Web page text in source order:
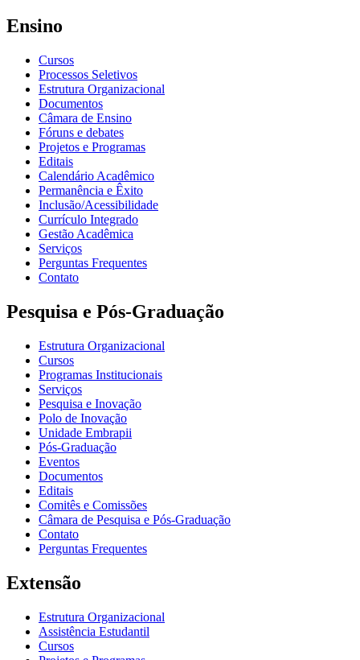
Ensino
Cursos
Processos Seletivos
Estrutura Organizacional
Documentos
Câmara de Ensino
Fóruns e debates
Projetos e Programas
Editais
Calendário Acadêmico
Permanência e Êxito
Inclusão/Acessibilidade
Currículo Integrado
Gestão Acadêmica
Serviços
Perguntas Frequentes
Contato
Pesquisa e Pós-Graduação
Estrutura Organizacional
Cursos
Programas Institucionais
Serviços
Pesquisa e Inovação
Polo de Inovação
Unidade Embrapii
Pós-Graduação
Eventos
Documentos
Editais
Comitês e Comissões
Câmara de Pesquisa e Pós-Graduação
Contato
Perguntas Frequentes
Extensão
Estrutura Organizacional
Assistência Estudantil
Cursos